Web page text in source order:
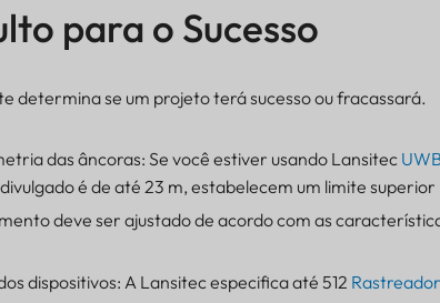
para o Sucesso
determina se um projeto terá sucesso ou fracassará.
das âncoras: Se você estiver usando Lansitec UWB
é de até 23 m, estabelecem um limite
deve ser ajustado de acordo com as
dispositivos: A Lansitec especifica até 512